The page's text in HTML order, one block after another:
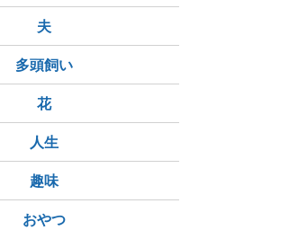
夫
多頭飼い
花
人生
趣味
おやつ